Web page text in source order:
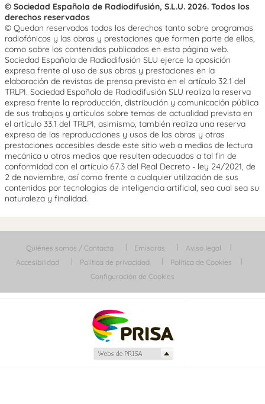
© Sociedad Española de Radiodifusión, S.L.U. 2026. Todos los
derechos reservados
© Quedan reservados todos los derechos tanto sobre programas
radiofónicos y las obras y prestaciones que formen parte de ellos,
como sobre los contenidos publicados en esta página web.
Sociedad Española de Radiodifusión SLU ejerce la oposición
expresa frente al uso de sus obras y prestaciones en la
elaboración de revistas de prensa prevista en el artículo 32.1 del
TRLPI. Sociedad Española de Radiodifusión SLU realiza la reserva
expresa frente la reproducción, distribución y comunicación pública
de sus trabajos y artículos sobre temas de actualidad prevista en
el artículo 33.1 del TRLPI, asimismo, también realiza una reserva
expresa de las reproducciones y usos de las obras y otras
prestaciones accesibles desde este sitio web a medios de lectura
mecánica u otros medios que resulten adecuados a tal fin de
conformidad con el artículo 67.3 del Real Decreto - ley 24/2021, de
2 de noviembre, así como frente a cualquier utilización de sus
contenidos por tecnologías de inteligencia artificial, sea cual sea su
naturaleza y finalidad.
Quiénes somos / Contacta Emisoras
Aviso legal
Accesibilidad
Política de privacidad
Política de Cookies
Configuración de Cookies